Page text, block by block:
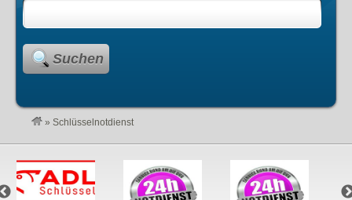
Suchen
» Schlüsselnotdienst